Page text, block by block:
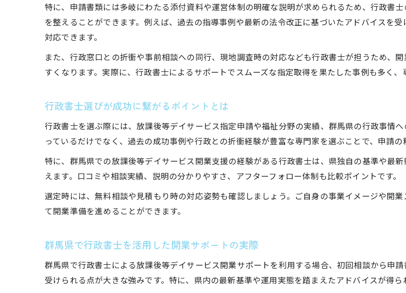
行政書士が同席する事前相談のメリット
群馬県開業のための具体的なステップ解説
行政書士活用で手続きがスムーズに進む理由
行政書士任せで手続きの手間を大幅削減
行政書士がミスを防ぐサポートの実力
特に、申請書類には多岐にわたる添付資料や運営体制の明確な説明が求められるため、行政書
を整えることができます。例えば、過去の指導事例や最新の法令改正に基づいたアドバイスを
対応できます。
また、行政窓口との折衝や事前相談への同行、現地調査時の対応なども行政書士が担うため、
すくなります。実際に、行政書士によるサポートでスムーズな指定取得を果たした事例も多く、
行政書士選びが成功に繋がるポイントとは
行政書士を選ぶ際には、放課後等デイサービス指定申請や福祉分野の実績、群馬県の行政事情
っているだけでなく、過去の成功事例や行政との折衝経験が豊富な専門家を選ぶことで、申請の
特に、群馬県での放課後等デイサービス開業支援の経験がある行政書士は、県独自の基準や最
えます。口コミや相談実績、説明の分かりやすさ、アフターフォロー体制も比較ポイントです。
選定時には、無料相談や見積もり時の対応姿勢も確認しましょう。ご自身の事業イメージや開
て開業準備を進めることができます。
群馬県で行政書士を活用した開業サポートの実際
群馬県で行政書士による放課後等デイサービス開業サポートを利用する場合、初回相談から申
受けられる点が大きな強みです。特に、県内の最新基準や運用実態を踏まえたアドバイスが得ら
お問い合わせはこちら
お問い合わせはこちら